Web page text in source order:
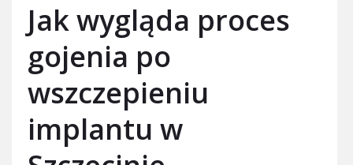
Jak wygląda proces
gojenia po
wszczepieniu
implantu w